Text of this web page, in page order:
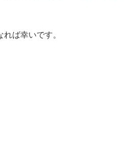
ば幸いです。